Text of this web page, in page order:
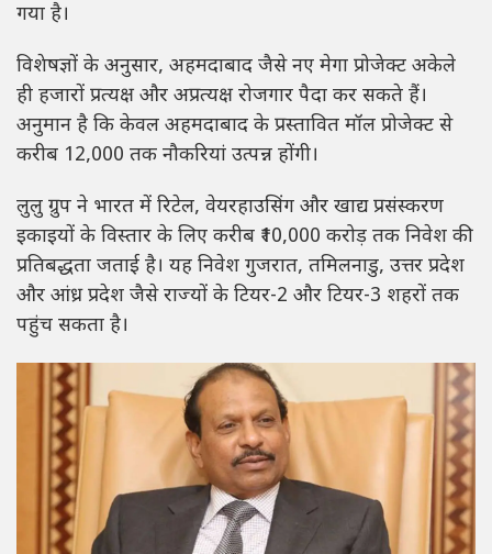
गया है।
विशेषज्ञों के अनुसार, अहमदाबाद जैसे नए मेगा प्रोजेक्ट अकेले
ही हजारों प्रत्यक्ष और अप्रत्यक्ष रोजगार पैदा कर सकते हैं।
अनुमान है कि केवल अहमदाबाद के प्रस्तावित मॉल प्रोजेक्ट से
करीब 12,000 तक नौकरियां उत्पन्न होंगी।
लुलु ग्रुप ने भारत में रिटेल, वेयरहाउसिंग और खाद्य प्रसंस्करण
इकाइयों के विस्तार के लिए करीब ₹10,000 करोड़ तक निवेश की
प्रतिबद्धता जताई है। यह निवेश गुजरात, तमिलनाडु, उत्तर प्रदेश
और आंध्र प्रदेश जैसे राज्यों के टियर-2 और टियर-3 शहरों तक
पहुंच सकता है।